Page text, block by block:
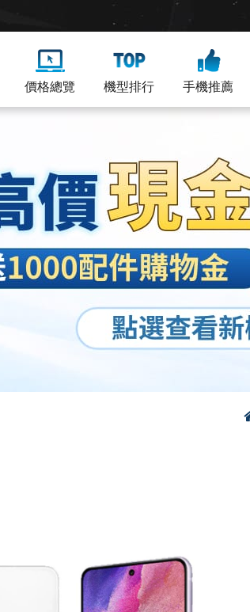
價格總覽 機型排行 手機推薦